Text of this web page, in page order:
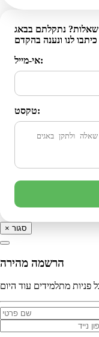
כיתבו לנו ונענה בהקדם
אי-מייל:
טקסט:
× סגור
הרשמה מהירה